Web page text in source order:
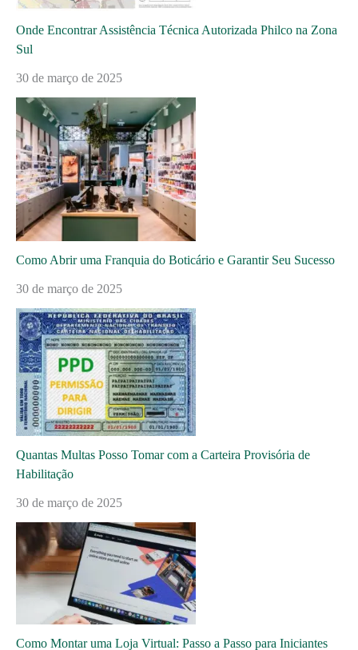
Onde Encontrar Assistência Técnica Autorizada Philco na Zona
Sul
30 de março de 2025
Como Abrir uma Franquia do Boticário e Garantir Seu Sucesso
30 de março de 2025
Quantas Multas Posso Tomar com a Carteira Provisória de
Habilitação
30 de março de 2025
Como Montar uma Loja Virtual: Passo a Passo para Iniciantes